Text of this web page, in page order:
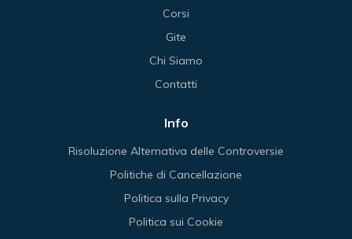
Corsi
Gite
Chi Siamo
Contatti
Info
Risoluzione Alternativa delle Controversie
Politiche di Cancellazione
Politica sulla Privacy
Politica sui Cookie